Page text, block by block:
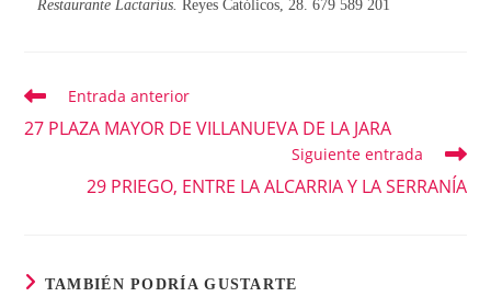
Restaurante Lactarius.Reyes Católicos, 28. 679 589 201
Leer
artículos
Entrada anterior
27 PLAZA MAYOR DE VILLANUEVA DE LA JARA
Siguiente entrada
29 PRIEGO, ENTRE LA ALCARRIA Y LA SERRANÍA
TAMBIÉN PODRÍA GUSTARTE